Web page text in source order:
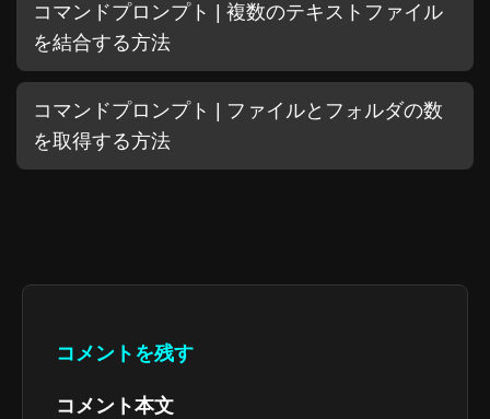
コマンドプロンプト | 複数のテキストファイル
を結合する方法
コマンドプロンプト | ファイルとフォルダの数
を取得する方法
コメントを残す
コメント本文